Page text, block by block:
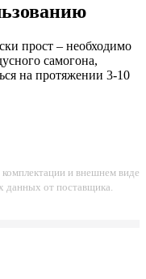
прост – необходимо
самогона,
на протяжении 3-10
и внешнем виде
данных от поставщика.